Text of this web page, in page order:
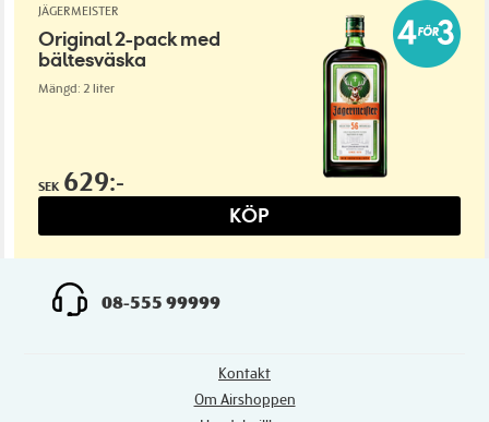
JÄGERMEISTER
Original 2-pack med
bältesväska
Mängd: 2 liter
SEK 629:-
KÖP
08-555 99999
Kontakt
Om Airshoppen